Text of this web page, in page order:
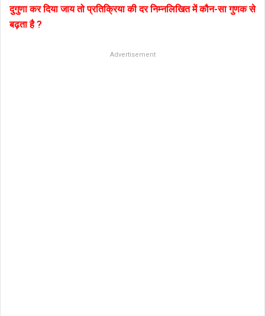
दुगुणा कर दिया जाय तो प्रतिक्रिया की दर निम्नलिखित में कौन-सा गुणक से
बढ़ता है ?
Advertisement